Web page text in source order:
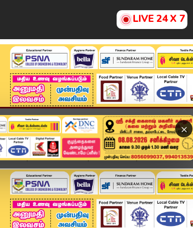
LIVE 24 X 7
×
தமிழ்நாடு சினிமா அரசியல் விளையாட்டு
Now | 10 PM Headlines | 13 DEC 2025 |...